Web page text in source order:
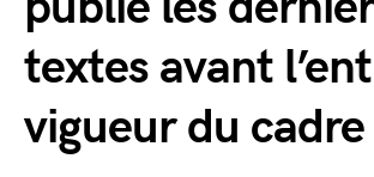
textes avant
vigueur du